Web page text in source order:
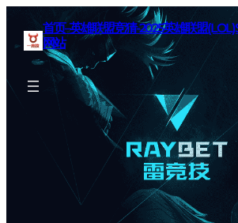
首页–英雄联盟竞猜-2025英雄联盟
网站